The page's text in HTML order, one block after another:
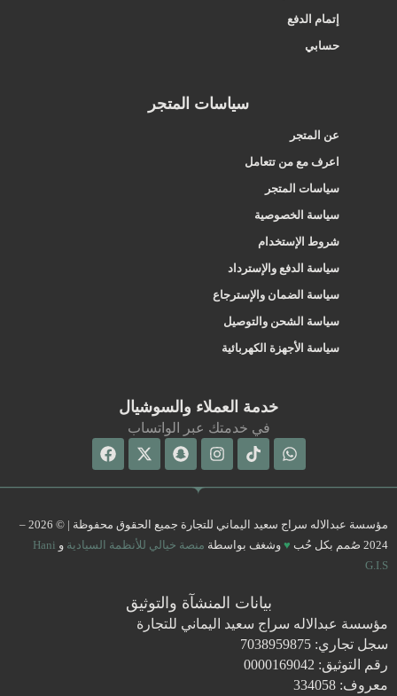
إتمام الدفع
حسابي
سياسات المتجر
عن المتجر
اعرف مع من تتعامل
سياسات المتجر
سياسة الخصوصية
شروط الإستخدام
سياسة الدفع والإسترداد
سياسة الضمان والإسترجاع
سياسة الشحن والتوصيل
سياسة الأجهزة الكهربائية
خدمة العملاء والسوشيال
في خدمتك عبر الواتساب
Whatsapp
Tiktok
Instagram
Snapchat
X-
twitter
Facebook
مؤسسة عبدالاله سراج سعيد اليماني للتجارة جميع الحقوق محفوظة | © 2026 –
2024 صُمم بكل حُب
♥ وشغف بواسطة منصة خيالي للأنظمة السيادية و Hani
G.I.S
بيانات المنشآة والتوثيق
مؤسسة عبدالاله سراج سعيد اليماني للتجارة
سجل تجاري: 7038959875
رقم التوثيق: 0000169042
معروف: 334058